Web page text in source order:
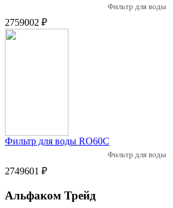
Фильтр для воды
2759002 ₽
Фильтр для воды RO60C
Фильтр для воды
2749601 ₽
Альфаком Трейд